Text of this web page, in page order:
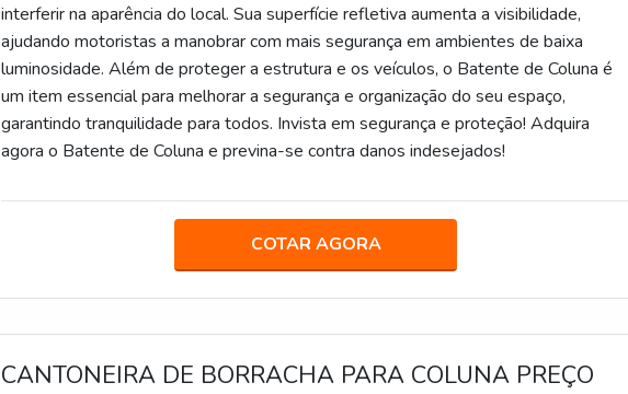
interferir na aparência do local. Sua superfície refletiva aumenta a visibilidade,
ajudando motoristas a manobrar com mais segurança em ambientes de baixa
luminosidade. Além de proteger a estrutura e os veículos, o Batente de Coluna é
um item essencial para melhorar a segurança e organização do seu espaço,
garantindo tranquilidade para todos. Invista em segurança e proteção! Adquira
agora o Batente de Coluna e previna-se contra danos indesejados!
COTAR AGORA
CANTONEIRA DE BORRACHA PARA COLUNA PREÇO